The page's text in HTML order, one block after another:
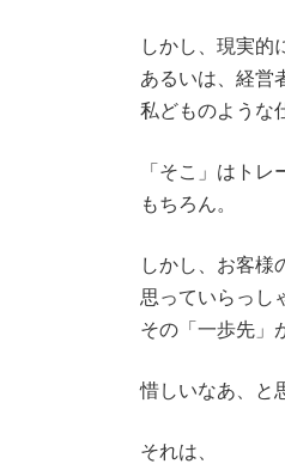
しかし、現実的
あるいは、経営
私どものような
「そこ」はト
もちろん。
しかし、お客様
思っていらっし
その「一歩先」
惜しいなあ、と
それは、